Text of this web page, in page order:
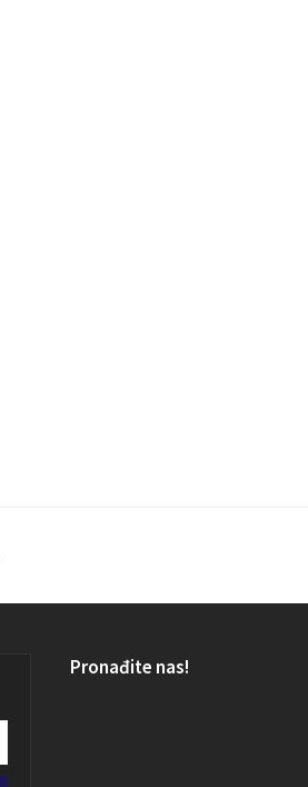
Pronađite nas!